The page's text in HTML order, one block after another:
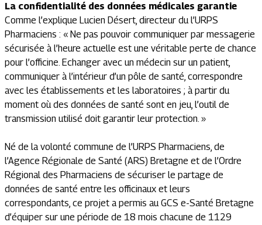
La confidentialité des données médicales garantie
Comme l’explique Lucien Désert, directeur du l’URPS
Pharmaciens : « Ne pas pouvoir communiquer par messagerie
sécurisée à l’heure actuelle est une véritable perte de chance
pour l’officine. Echanger avec un médecin sur un patient,
communiquer à l’intérieur d’un pôle de santé, correspondre
avec les établissements et les laboratoires ; à partir du
moment où des données de santé sont en jeu, l’outil de
transmission utilisé doit garantir leur protection. »
Né de la volonté commune de l’URPS Pharmaciens, de
l’Agence Régionale de Santé (ARS) Bretagne et de l’Ordre
Régional des Pharmaciens de sécuriser le partage de
données de santé entre les officinaux et leurs
correspondants, ce projet a permis au GCS e-Santé Bretagne
d’équiper sur une période de 18 mois chacune de 1129